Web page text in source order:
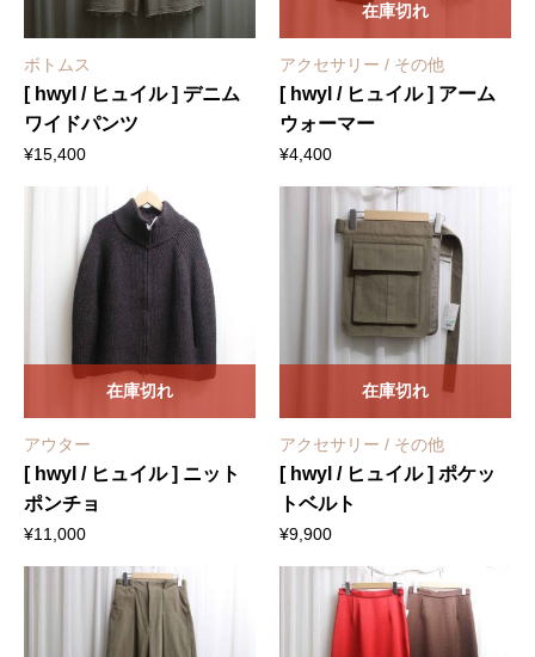
ボトムス
[ hwyl / ヒュイル ] デニム
ワイドパンツ
¥15,400
アクセサリー / その他
[ hwyl / ヒュイル ] アーム
ウォーマー
¥4,400
在庫切れ
アウター
[ hwyl / ヒュイル ] ニット
ポンチョ
¥11,000
在庫切れ
アクセサリー / その他
[ hwyl / ヒュイル ] ポケッ
トベルト
¥9,900
在庫切れ